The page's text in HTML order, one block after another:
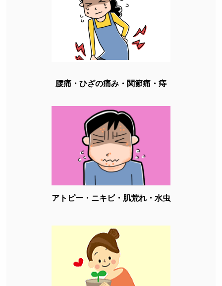
腰痛・ひざの痛み・関節痛・痔
アトピー・ニキビ・肌荒れ・水虫